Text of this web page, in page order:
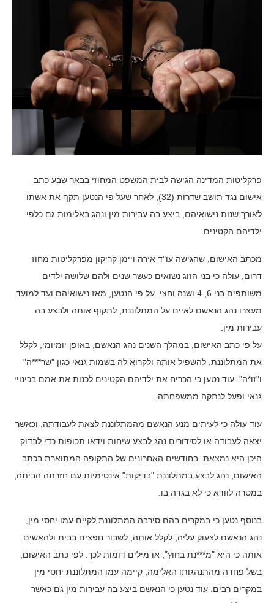
פרקליטות המדינה הגישה לבית המשפט המחוזי בבאר שבע כתב
אישום נגד תושב שדרות (32), לאחר שעל פי הנטען תקף את אשתו
לאורך שנות נישואיהם, ביצע בה עבירות מין ונהג באלימות גם כלפי
ילדיהם הקטינים.
מכתב האישום, שהגישה עו"ד אירה ויימן קריקון מפרקליטות מחוז
דרום, עולה כי בני הזוג נשואים כעשר שנים ולהם שלושה ילדים
משותפים בני 6, 4 ושנה וחצי. על פי הנטען, מאז נישואיהם ועד למועד
מעצרו נהג הנאשם לאיים על המתלוננת, לתקוף אותה ולבצע בה
עבירות מין.
על פי כתב האישום, במהלך השנים נהג הנאשם, באופן יומיומי, לקלל
את המתלוננת, להשפיל אותה ולקרוא לה בשמות גנאי כגון "שר***ה"
ו"זו*ה". עוד נטען כי הכריח את ילדיהם הקטינים לכנות את אמם בכינויי
גנאי ופעל לנתקה ממשפחתה.
עוד עולה כי לעיתים מנע הנאשם מהמתלוננת לצאת לעבודתה, וכאשר
יצאה לעבודה או לסידורים נהג לבצע שיחות וידאו תכופות כדי לבדוק
היכן היא נמצאת. בחודשים האחרונים של התקופה המתוארת בכתב
האישום, נהג לבצע במתלוננת "בדיקות" אינטימיות עם חזרתה הביתה,
במטרה לוודא כי לא בגדה בו.
בנוסף נטען כי במקרים בהם סירבה המתלוננת לקיים עמו יחסי מין,
נהג הנאשם לצעוק עליה, לקלל אותה, לשבור חפצים בבית ולהאשים
אותה כי היא "מ***נת בחוץ", או מילים דומות לכך. לפי כתב האישום,
בשל פחדה מהתנהגותו האלימה, קיימה עמו המתלוננת יחסי מין
במקרים רבים. עוד נטען כי הנאשם ביצע בה עבירות מין גם כאשר